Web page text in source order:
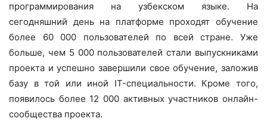
программирования на узбекском языке. На
сегодняшний день на платформе проходят обучение
более 60 000 пользователей по всей стране. Уже
больше, чем 5 000 пользователей стали выпускниками
проекта и успешно завершили свое обучение, заложив
базу в той или иной IT-специальности. Кроме того,
появилось более 12 000 активных участников онлайн-
сообщества проекта.